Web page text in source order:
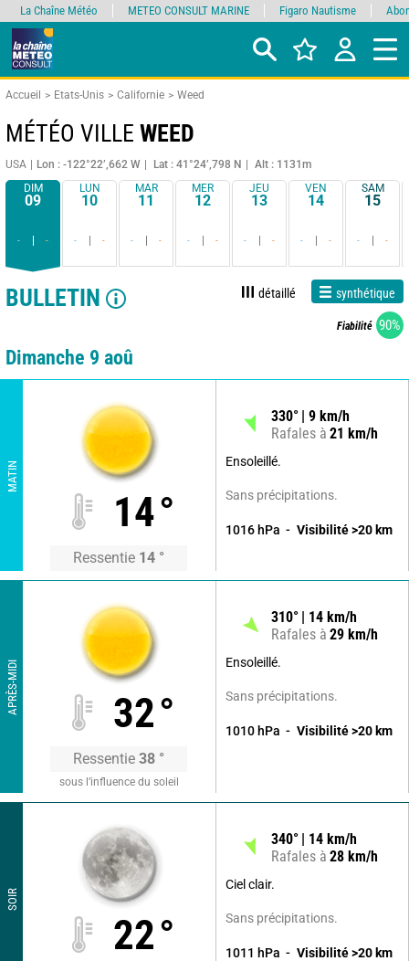
Accueil Etats-Unis Californie Weed
MÉTÉO VILLE WEED
USA Lon : -122°22’,662 W Lat : 41°24’,798 N
Alt : 1131m
DIM
09
- -
LUN
10
- -
MAR
11
- -
MER
12
- -
JEU
13
- -
VEN
14
- -
SAM
15
- -
BULLETIN détaillé synthétique
Fiabilité 90%
Dimanche 9 aoû
MATIN
14°
Ressentie 14 °
330° 9 km/h
Rafales à 21 km/h
Ensoleillé.
Sans précipitations.
1016 hPa Visibilité >20 km
APRÈS-MIDI 32°
Ressentie 38 °
sous l’influence du soleil
310° 14 km/h
Rafales à 29 km/h
Ensoleillé.
Sans précipitations.
1010 hPa Visibilité >20 km
SOIR
22°
340° 14 km/h
Rafales à 28 km/h
Ciel clair.
Sans précipitations.
1011 hPa Visibilité >20 km
La Chaîne Météo METEO CONSULT MARINE Figaro Nautisme